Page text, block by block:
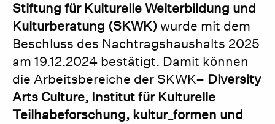
Stiftung für Kulturelle Weiterbildung und
Kulturberatung (SKWK) wurde mit dem
Beschluss des Nachtragshaushalts 2025
am 19.12.2024 bestätigt. Damit können
die Arbeitsbereiche der SKWK– Diversity
Arts Culture, Institut für Kulturelle
Teilhabeforschung, kultur_formen und